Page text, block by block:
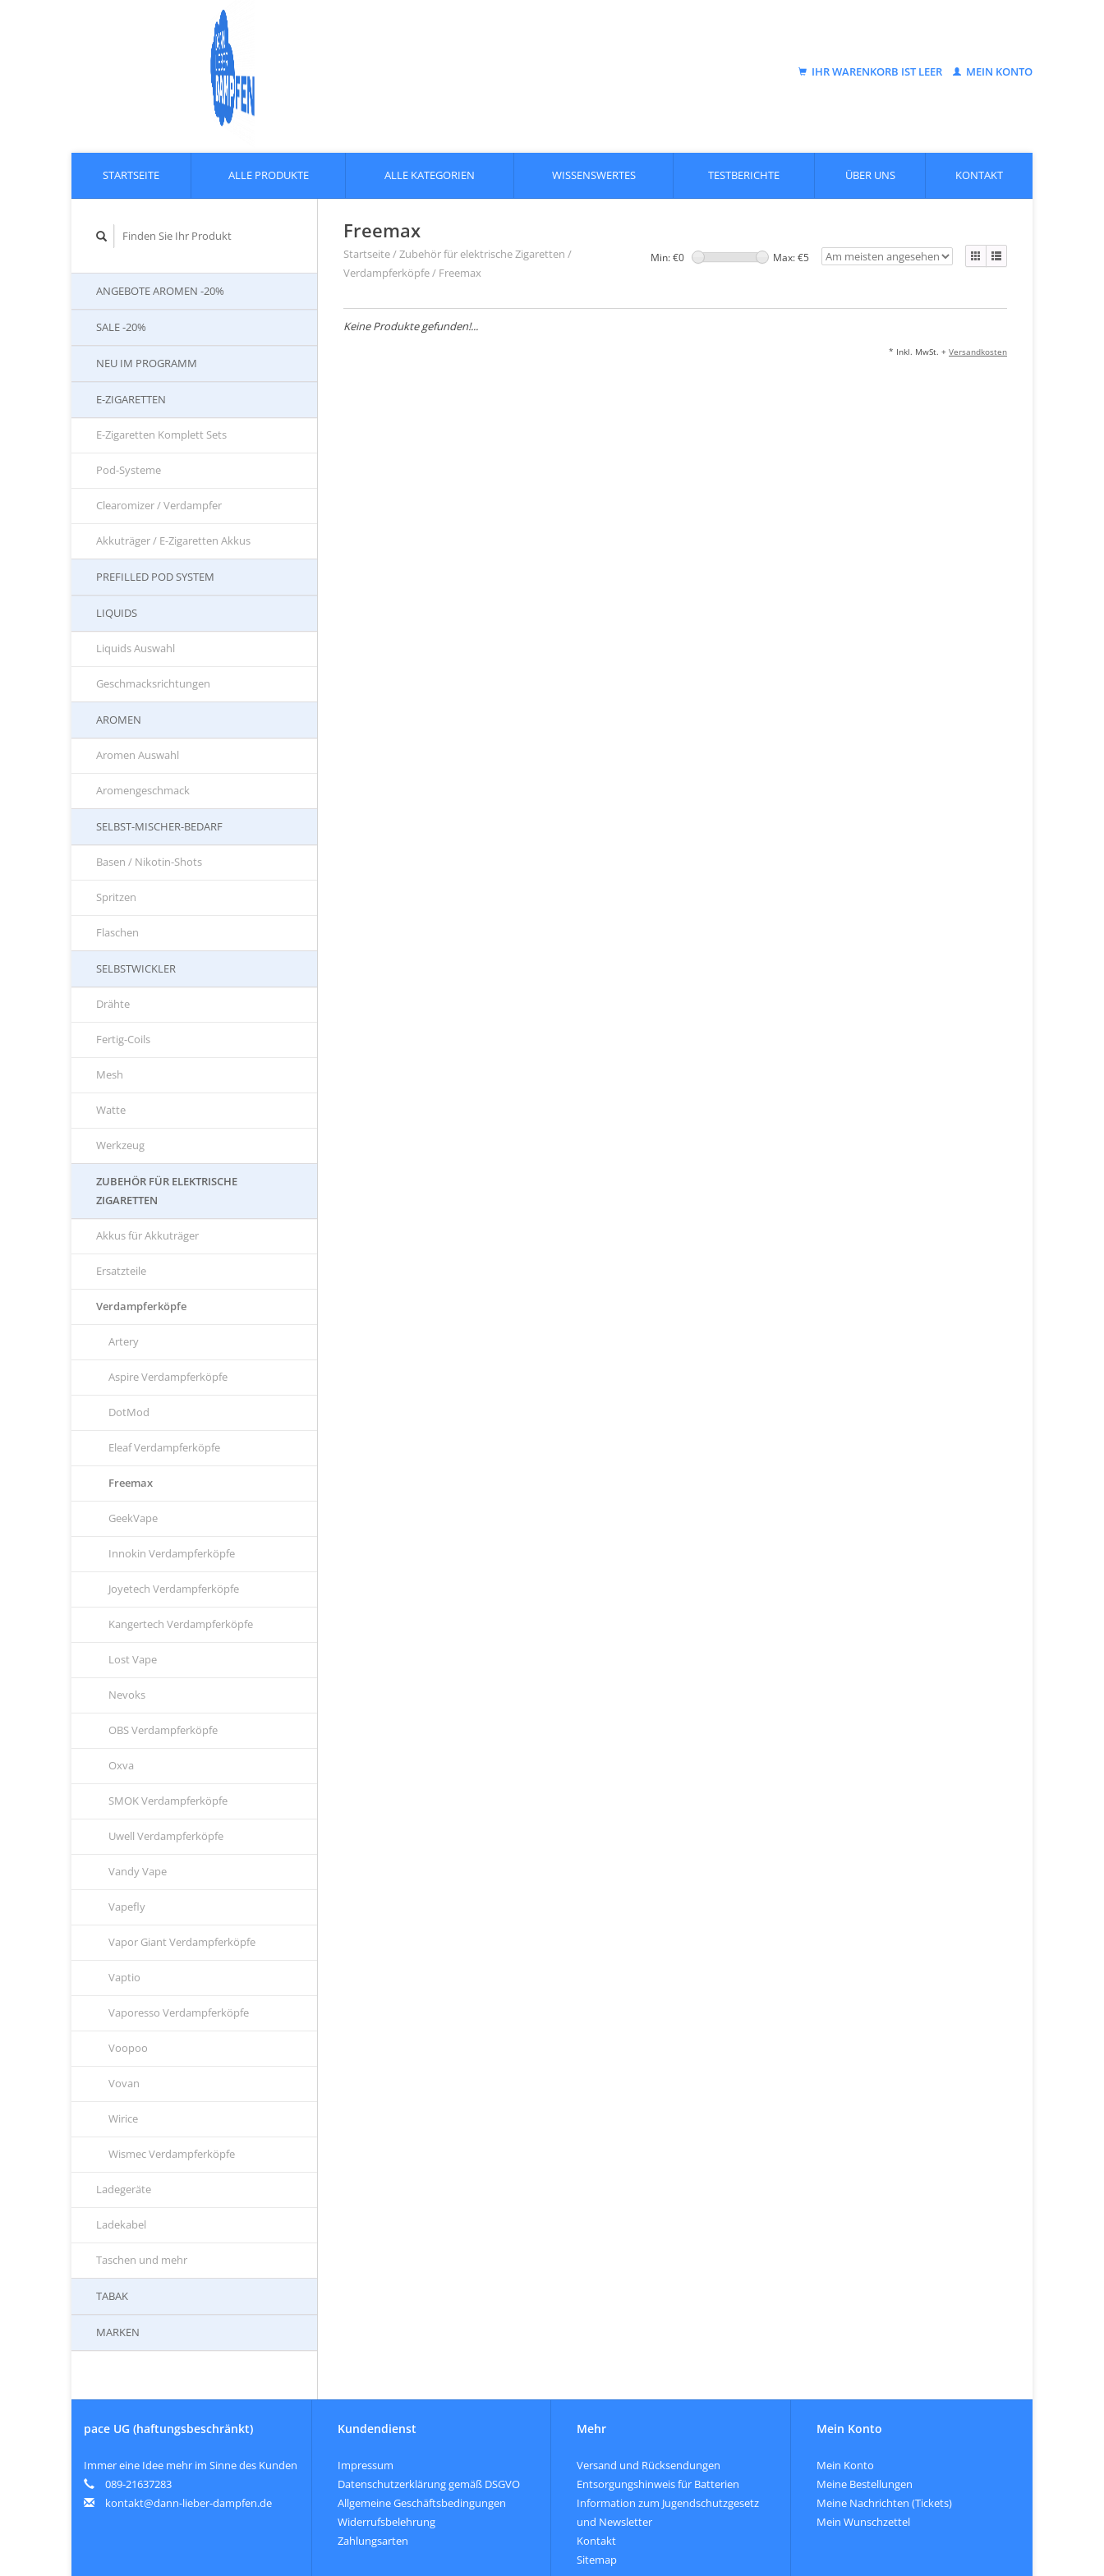
IHR WARENKORB IST LEER MEIN KONTO
STARTSEITE ALLE PRODUKTE ALLE KATEGORIEN WISSENSWERTES TESTBERICHTE ÜBER UNS KONTAKT
ANGEBOTE AROMEN -20%
SALE -20%
NEU IM PROGRAMM
E-ZIGARETTEN
E-Zigaretten Komplett Sets
Pod-Systeme
Clearomizer / Verdampfer
Akkuträger / E-Zigaretten Akkus
PREFILLED POD SYSTEM
LIQUIDS
Liquids Auswahl
Geschmacksrichtungen
AROMEN
Aromen Auswahl
Aromengeschmack
SELBST-MISCHER-BEDARF
Basen / Nikotin-Shots
Spritzen
Flaschen
SELBSTWICKLER
Drähte
Fertig-Coils
Mesh
Watte
Werkzeug
ZUBEHÖR FÜR ELEKTRISCHE
ZIGARETTEN
Akkus für Akkuträger
Ersatzteile
Verdampferköpfe
Artery
Aspire Verdampferköpfe
DotMod
Eleaf Verdampferköpfe
Freemax
GeekVape
Innokin Verdampferköpfe
Joyetech Verdampferköpfe
Kangertech Verdampferköpfe
Lost Vape
Nevoks
OBS Verdampferköpfe
Oxva
SMOK Verdampferköpfe
Uwell Verdampferköpfe
Vandy Vape
Vapefly
Vapor Giant Verdampferköpfe
Vaptio
Vaporesso Verdampferköpfe
Voopoo
Vovan
Wirice
Wismec Verdampferköpfe
Ladegeräte
Ladekabel
Taschen und mehr
TABAK
MARKEN
Freemax
Startseite/Zubehör für elektrische Zigaretten /
Verdampferköpfe/ Freemax
Min: €0 Max: €5
Keine Produkte gefunden!...
* Inkl. MwSt. + Versandkosten
pace UG (haftungsbeschränkt)
Immer eine Idee mehr im Sinne des Kunden
089-21637283
kontakt@dann-lieber-dampfen.de
Kundendienst
Impressum
Datenschutzerklärung gemäß DSGVO
Allgemeine Geschäftsbedingungen
Widerrufsbelehrung
Zahlungsarten
Mehr
Versand und Rücksendungen
Entsorgungshinweis für Batterien
Information zum Jugendschutzgesetz
und Newsletter
Kontakt
Sitemap
Mein Konto
Mein Konto
Meine Bestellungen
Meine Nachrichten (Tickets)
Mein Wunschzettel